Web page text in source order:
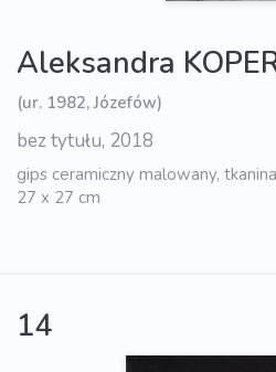
Aleksandra
(ur. 1982, Józefów)
bez tytułu, 2018
gips ceramiczny malowany,
27 x 27 cm
14